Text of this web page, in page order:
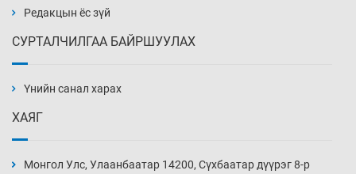
19 цаг 0 мин
19 цаг 30 мин
Редакцын ёс зүй
СУРТАЛЧИЛГАА БАЙРШУУЛАХ
Үнийн санал харах
ХАЯГ
Монгол Улс, Улаанбаатар 14200, Сүхбаатар дүүрэг 8-р